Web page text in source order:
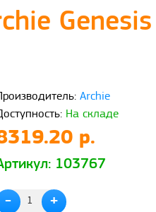
Archie
На складе
р.
103767
- +